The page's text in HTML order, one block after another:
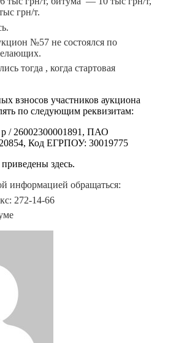
грн/т.
№57 не состоялся по
тогда , когда стартовая
взносов участников аукциона
по следующим реквизитам:
/ 26002300001891, ПАО
Код ЕГРПОУ: 30019775
здесь.
информацией обращаться:
272-14-66